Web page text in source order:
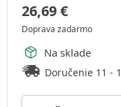
26,69€
Doprava zadarmo
Na sklade
Doručenie 11 -